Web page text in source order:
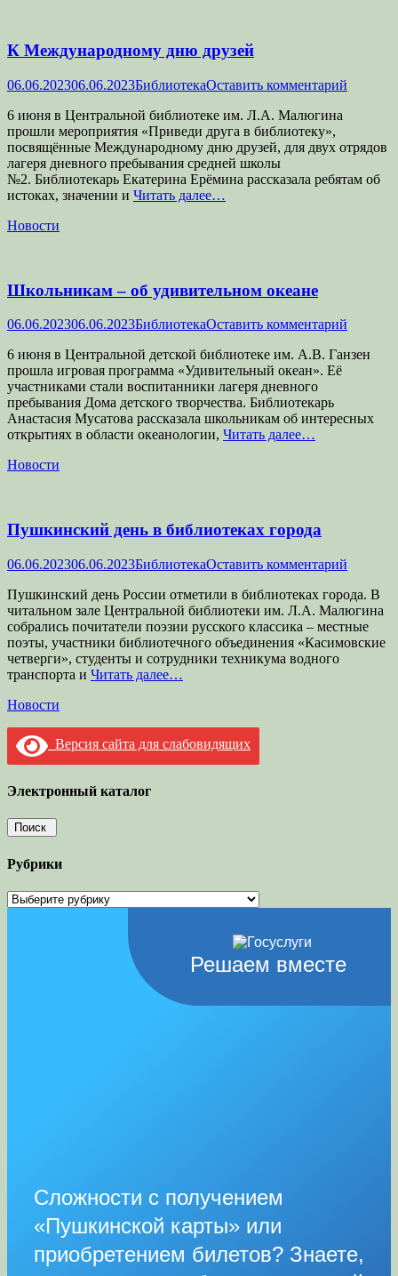
К Международному дню друзей
Опубликовано
06.06.202306.06.2023Автор
БиблиотекаОставить комментарий
6 июня в Центральной библиотеке им. Л.А. Малюгина
прошли мероприятия «Приведи друга в библиотеку»,
посвящённые Международному дню друзей, для двух отрядов
лагеря дневного пребывания средней школы
№2. Библиотекарь Екатерина Ерёмина рассказала ребятам об
истоках, значении и Читать далее…
Категории
Новости
Школьникам – об удивительном океане
Опубликовано
06.06.202306.06.2023Автор
БиблиотекаОставить комментарий
6 июня в Центральной детской библиотеке им. А.В. Ганзен
прошла игровая программа «Удивительный океан». Её
участниками стали воспитанники лагеря дневного
пребывания Дома детского творчества. Библиотекарь
Анастасия Мусатова рассказала школьникам об интересных
открытиях в области океанологии, Читать далее…
Категории
Новости
Пушкинский день в библиотеках города
Опубликовано
06.06.202306.06.2023Автор
БиблиотекаОставить комментарий
Пушкинский день России отметили в библиотеках города. В
читальном зале Центральной библиотеки им. Л.А. Малюгина
собрались почитатели поэзии русского классика – местные
поэты, участники библиотечного объединения «Касимовские
четверги», студенты и сотрудники техникума водного
транспорта и Читать далее…
Категории
Новости
Версия сайта для слабовидящих
Электронный каталог
Рубрики
Рубрики
Решаем вместе
Сложности с получением
«Пушкинской карты» или
приобретением билетов? Знаете,